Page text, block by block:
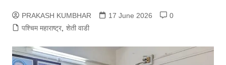
PRAKASH KUMBHAR 17 June 2026
0
पश्चिम महाराष्ट्र, शेती वाडी